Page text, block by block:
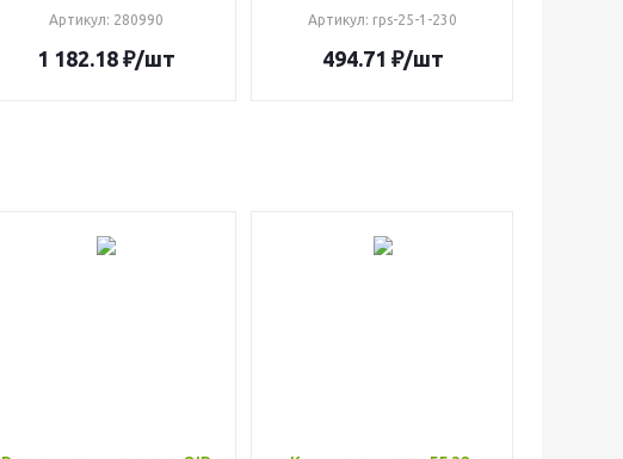
Артикул: 280990
1 182.18₽/шт
Артикул: rps-25-1-230
494.71 ₽/шт